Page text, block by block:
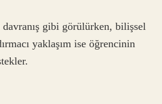
davranış gibi görülürken, bilişsel
yaklaşım ise öğrencinin